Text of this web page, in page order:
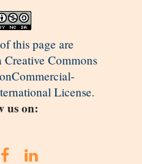
this page are
Commons
License.
us on: